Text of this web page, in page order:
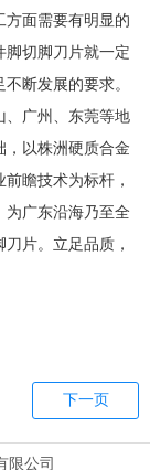
方面需要有明显的
脚切脚刀片就一定
断发展的要求。
、广州、东莞等地
，以株洲硬质合金
瞻技术为标杆，
为广东沿海乃至全
片。立足品质，
下一页
限公司